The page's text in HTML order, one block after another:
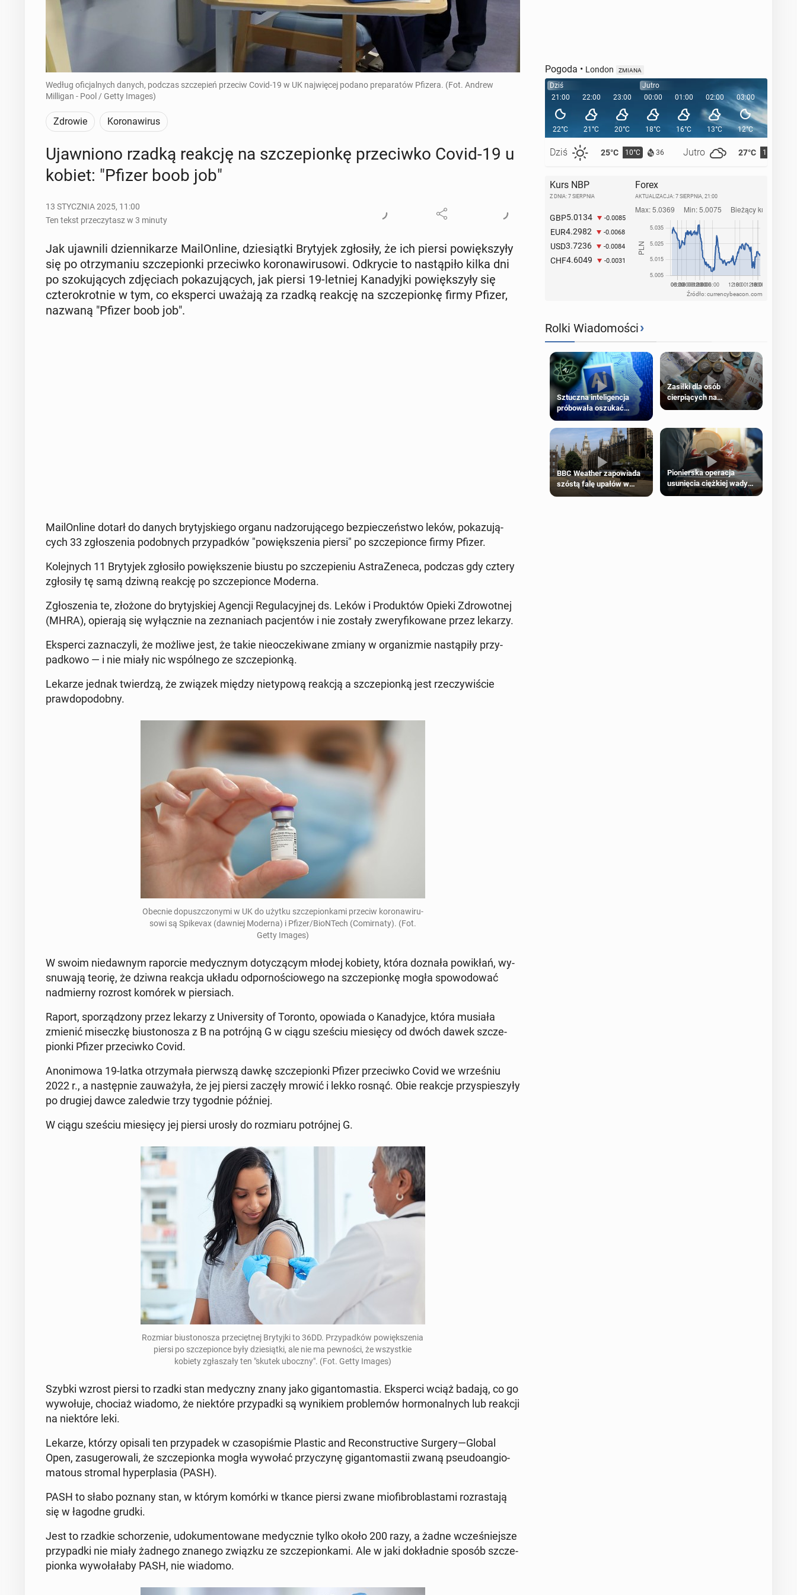
Według oficjalnych danych, podczas szczepień przeciw Covid-19 w UK najwięcej podano preparatów Pfizera. (Fot. Andrew
Milligan - Pool / Getty Images)
Zdrowie Koronawirus
Ujaw­nio­no rzadką reakcję na szcze­pion­kę prze­ciw­ko Covid-19 u
kobiet: "Pfizer boob job"
13 STYCZNIA 2025, 11:00
Ten tekst przeczytasz w 3 minuty
Jak ujaw­ni­li dzien­ni­ka­rze Ma­ilOn­li­ne, dzie­siąt­ki Bry­ty­jek zgło­si­ły, że ich piersi po­więk­szy­ły
się po otrzy­ma­niu szcze­pion­ki prze­ciw­ko ko­ro­na­wi­ru­so­wi. Od­kry­cie to na­stą­pi­ło kilka dni
po szo­ku­ją­cych zdję­ciach po­ka­zu­ją­cych, jak piersi 19-letniej Ka­na­dyj­ki po­więk­szy­ły się
czte­ro­krot­nie w tym, co eks­per­ci uważają za rzadką reakcję na szcze­pion­kę firmy Pfizer,
nazwaną "Pfizer boob job".
Ma­ilOn­li­ne dotarł do danych bry­tyj­skie­go organu nad­zo­ru­ją­ce­go bez­pie­czeń­stwo leków, po­ka­zu­ją­
cych 33 zgło­sze­nia po­dob­nych przy­pad­ków "po­więk­sze­nia piersi" po szcze­pion­ce firmy Pfizer.
Ko­lej­nych 11 Bry­ty­jek zgło­si­ło po­więk­sze­nie biustu po szcze­pie­niu Astra­Ze­ne­ca, podczas gdy cztery
zgło­si­ły tę samą dziwną reakcję po szcze­pion­ce Moderna.
Zgło­sze­nia te, złożone do bry­tyj­skiej Agencji Re­gu­la­cyj­nej ds. Leków i Pro­duk­tów Opieki Zdro­wot­nej
(MHRA), opie­ra­ją się wy­łącz­nie na ze­zna­niach pa­cjen­tów i nie zostały zwe­ry­fi­ko­wa­ne przez lekarzy.
Eks­per­ci za­zna­czy­li, że możliwe jest, że takie nie­ocze­ki­wa­ne zmiany w or­ga­ni­zmie na­stą­pi­ły przy­
pad­ko­wo — i nie miały nic wspól­ne­go ze szcze­pion­ką.
Lekarze jednak twier­dzą, że związek między nie­ty­po­wą reakcją a szcze­pion­ką jest rze­czy­wi­ście
praw­do­po­dob­ny.
Obecnie do­pusz­czo­ny­mi w UK do użytku szcze­pion­ka­mi przeciw ko­ro­na­wi­ru­
so­wi są Spi­ke­vax (dawniej Moderna) i Pfizer/BioN­Tech (Co­mir­na­ty). (Fot.
Getty Images)
W swoim nie­daw­nym ra­por­cie me­dycz­nym do­ty­czą­cym młodej kobiety, która doznała po­wi­kłań, wy­
snu­wa­ją teorię, że dziwna reakcja układu od­por­no­ścio­we­go na szcze­pion­kę mogła spo­wo­do­wać
nad­mier­ny rozrost komórek w pier­siach.
Raport, spo­rzą­dzo­ny przez lekarzy z Uni­ver­si­ty of Toronto, opo­wia­da o Ka­na­dyj­ce, która musiała
zmienić mi­secz­kę biu­sto­no­sza z B na po­trój­ną G w ciągu sześciu mie­się­cy od dwóch dawek szcze­
pion­ki Pfizer prze­ciw­ko Covid.
Ano­ni­mo­wa 19-latka otrzy­ma­ła pierw­szą dawkę szcze­pion­ki Pfizer prze­ciw­ko Covid we wrze­śniu
2022 r., a na­stęp­nie za­uwa­ży­ła, że ​​jej piersi zaczęły mrowić i lekko rosnąć. Obie reakcje przy­spie­szy­ły
po drugiej dawce za­le­d­wie trzy ty­go­dnie później.
W ciągu sześciu mie­się­cy jej piersi urosły do ​​ro­zmia­ru po­trój­nej G.
Rozmiar biu­sto­no­sza prze­cięt­nej Bry­tyj­ki to 36DD. Przy­pad­ków po­więk­sze­nia
piersi po szcze­pion­ce były dzie­siąt­ki, ale nie ma pew­no­ści, że wszyst­kie
kobiety zgła­sza­ły ten "skutek uboczny". (Fot. Getty Images)
Szybki wzrost piersi to rzadki stan me­dycz­ny znany jako gi­gan­to­ma­stia. Eks­per­ci wciąż badają, co go
wy­wo­łu­je, chociaż wiadomo, że nie­któ­re przy­pad­ki są wy­ni­kiem pro­ble­mów hor­mo­nal­nych lub reakcji
na nie­któ­re leki.
Lekarze, którzy opisali ten przy­pa­dek w cza­so­pi­śmie Plastic and Re­con­struc­ti­ve Surgery—Global
Open, za­su­ge­ro­wa­li, że szcze­pion­ka mogła wywołać przy­czy­nę gi­gan­to­ma­stii zwaną pseu­do­an­gio­
ma­to­us stromal hy­per­pla­sia (PASH).
PASH to słabo poznany stan, w którym komórki w tkance piersi zwane mio­fi­bro­bla­sta­mi roz­ra­sta­ją
się w łagodne grudki.
Jest to rzadkie scho­rze­nie, udo­ku­men­to­wa­ne me­dycz­nie tylko około 200 razy, a żadne wcze­śniej­sze
przy­pad­ki nie miały żadnego znanego związku ze szcze­pion­ka­mi. Ale w jaki do­kład­nie sposób szcze­
pion­ka wy­wo­ła­ła­by PASH, nie wiadomo.
Pogoda • London ZMIANA
Dziś
21:00
22°C
Dziś 25°C 10°C 36 Jutro 27°C 11°C
22:00
21°C
23:00
20°C
Jutro
00:00
18°C
01:00
16°C
02:00
13°C
03:00
12°C
04:00
Kurs NBP
Z DNIA: 7 SIERPNIA
GBP5.0134 -0.0085
EUR4.2982 -0.0068
USD3.7236 -0.0084
CHF4.6049 -0.0031
Forex
AKTUALIZACJA: 7 SIERPNIA, 21:00
Źródło: currencybeacon.com
Rolki Wiadomości›
Sztuczna inteligencja
próbowała oszukać
człowieka
Zasiłki dla osób
cierpiących na
schorzenia psychiczne
BBC Weather zapowiada
szóstą falę upałów w
Londynie
Pionierska operacja
usunięcia ciężkiej wady
wrodzonej płodu w łonie